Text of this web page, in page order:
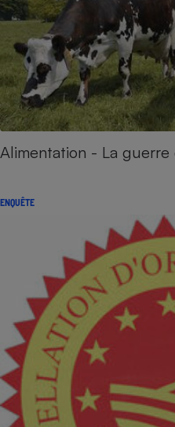
Alimentation - La
ENQUÊTE